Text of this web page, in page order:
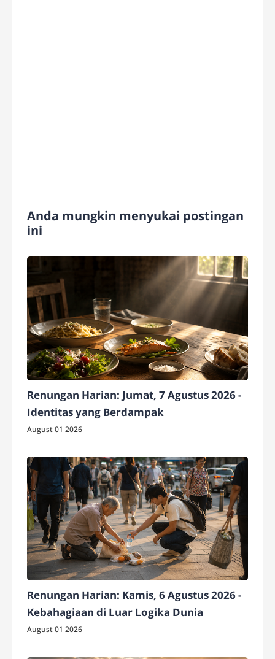
Anda mungkin menyukai postingan
ini
Renungan Harian: Jumat, 7 Agustus 2026 -
Identitas yang Berdampak
August 01 2026
Renungan Harian: Kamis, 6 Agustus 2026 -
Kebahagiaan di Luar Logika Dunia
August 01 2026